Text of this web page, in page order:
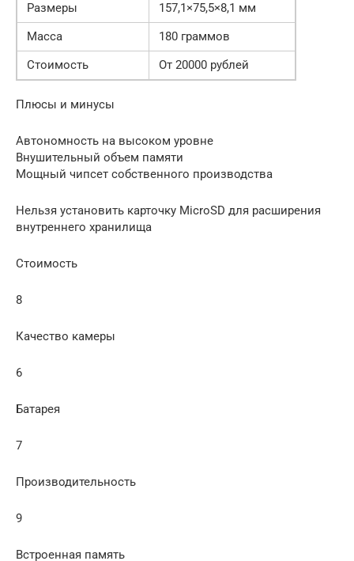
Размеры
157,1×75,5×8,1 мм
Масса
180 граммов
Стоимость
От 20000 рублей
Плюсы и минусы
Автономность на высоком уровне
Внушительный объем памяти
Мощный чипсет собственного производства
Нельзя установить карточку MicroSD для расширения
внутреннего хранилища
Стоимость
8
Качество камеры
6
Батарея
7
Производительность
9
Встроенная память